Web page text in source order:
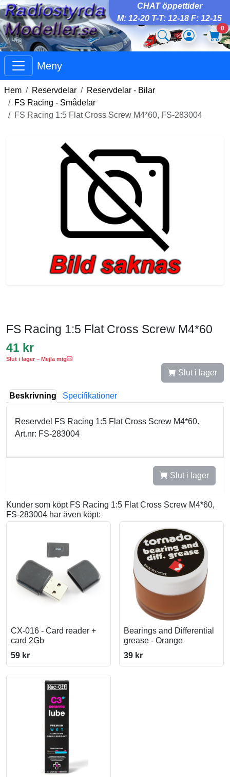
CHAT öppettider
M: 12-20 T-T: 12-18 F: 12-15
0
Meny
Hem Reservdelar
Reservdelar - Bilar
FS Racing - Smådelar
FS Racing 1:5 Flat Cross Screw M4*60, FS-283004
FS Racing 1:5 Flat Cross Screw M4*60
41 kr
Slut i lager – Mejla mig
Slut i lager
Beskrivning Specifikationer
Reservdel FS Racing 1:5 Flat Cross Screw M4*60.
Art.nr: FS-283004
Slut i lager
Kunder som köpt FS Racing 1:5 Flat Cross Screw M4*60,
FS-283004 har även köpt:
CX-016 - Card reader +
card 2Gb
59 kr
Bearings and Differential
grease - Orange
39 kr